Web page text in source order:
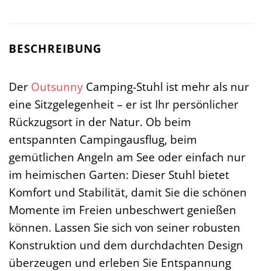
BESCHREIBUNG
Der Outsunny Camping-Stuhl ist mehr als nur
eine Sitzgelegenheit – er ist Ihr persönlicher
Rückzugsort in der Natur. Ob beim
entspannten Campingausflug, beim
gemütlichen Angeln am See oder einfach nur
im heimischen Garten: Dieser Stuhl bietet
Komfort und Stabilität, damit Sie die schönen
Momente im Freien unbeschwert genießen
können. Lassen Sie sich von seiner robusten
Konstruktion und dem durchdachten Design
überzeugen und erleben Sie Entspannung